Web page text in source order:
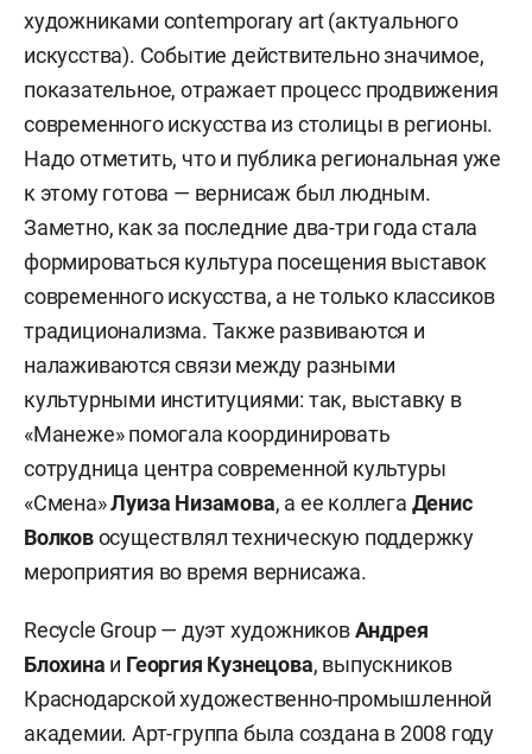
художниками contemporary art (актуального
искусства). Событие действительно значимое,
показательное, отражает процесс продвижения
современного искусства из столицы в регионы.
Надо отметить, что и публика региональная уже
к этому готова — вернисаж был людным.
Заметно, как за последние два-три года стала
формироваться культура посещения выставок
современного искусства, а не только классиков
традиционализма. Также развиваются и
налаживаются связи между разными
культурными институциями: так, выставку в
«Манеже» помогала координировать
сотрудница центра современной культуры
«Смена»Луиза Низамова, а ее коллега Денис
Волковосуществлял техническую поддержку
мероприятия во время вернисажа.
Recycle Group — дуэт художниковАндрея
Блохина и Георгия Кузнецова, выпускников
Краснодарской художественно-промышленной
академии. Арт-группа была создана в 2008 году